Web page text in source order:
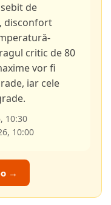
de
disconfort
critic de 80
vor fi
iar cele
10:30
10:00
→